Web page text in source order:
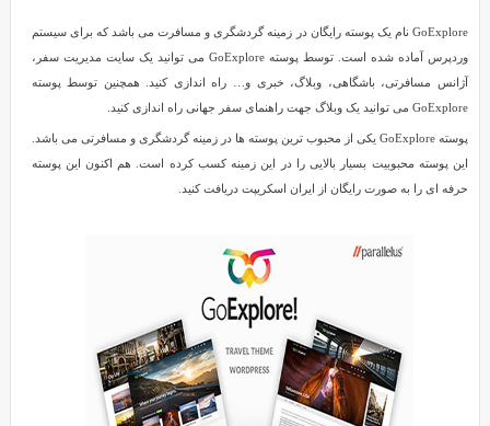
GoExplore نام یک پوسته رایگان در زمینه گردشگری و مسافرت می باشد که برای سیستم
وردپرس آماده شده است. توسط پوسته GoExplore می توانید یک سایت مدیریت سفر،
آژانس مسافرتی، باشگاهی، وبلاگ، خبری و… راه اندازی کنید. همچنین توسط پوسته
GoExplore می توانید یک وبلاگ جهت راهنمای سفر جهانی راه اندازی کنید.
پوسته GoExplore یکی از محبوب ترین پوسته ها در زمینه گردشگری و مسافرتی می باشد.
این پوسته محبوبیت بسیار بالایی را در این زمینه کسب کرده است. هم اکنون این پوسته
حرفه ای را به صورت رایگان از ایران اسکریپت دریافت کنید.